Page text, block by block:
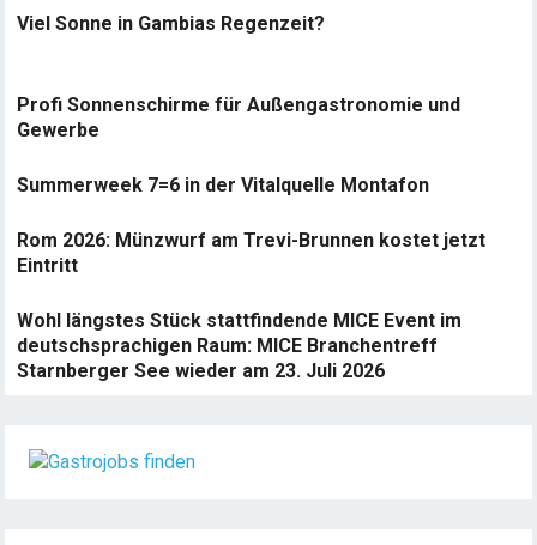
Viel Sonne in Gambias Regenzeit?
Profi Sonnenschirme für Außengastronomie und
Gewerbe
Summerweek 7=6 in der Vitalquelle Montafon
Rom 2026: Münzwurf am Trevi-Brunnen kostet jetzt
Eintritt
Wohl längstes Stück stattfindende MICE Event im
deutschsprachigen Raum: MICE Branchentreff
Starnberger See wieder am 23. Juli 2026